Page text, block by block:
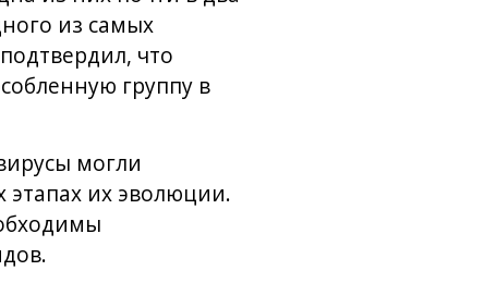
из самых
что
группу в
могли
их эволюции.